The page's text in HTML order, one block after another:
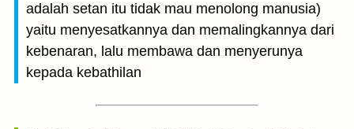
adalah setan itu tidak mau menolong manusia)
yaitu menyesatkannya dan memalingkannya dari
kebenaran, lalu membawa dan menyerunya
kepada kebathilan